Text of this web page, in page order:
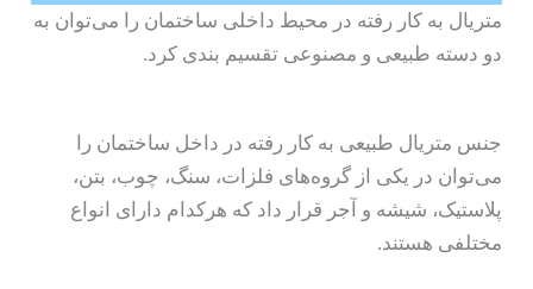
متریال به کار رفته در محیط داخلی ساختمان را می‌توان به
دو دسته طبیعی و مصنوعی تقسیم بندی کرد.
جنس متریال طبیعی به کار رفته در داخل ساختمان را
می‌توان در یکی از گروه‌های فلزات، سنگ، چوب، بتن،
پلاستیک، شیشه و آجر قرار داد که هرکدام دارای انواع
مختلفی هستند.